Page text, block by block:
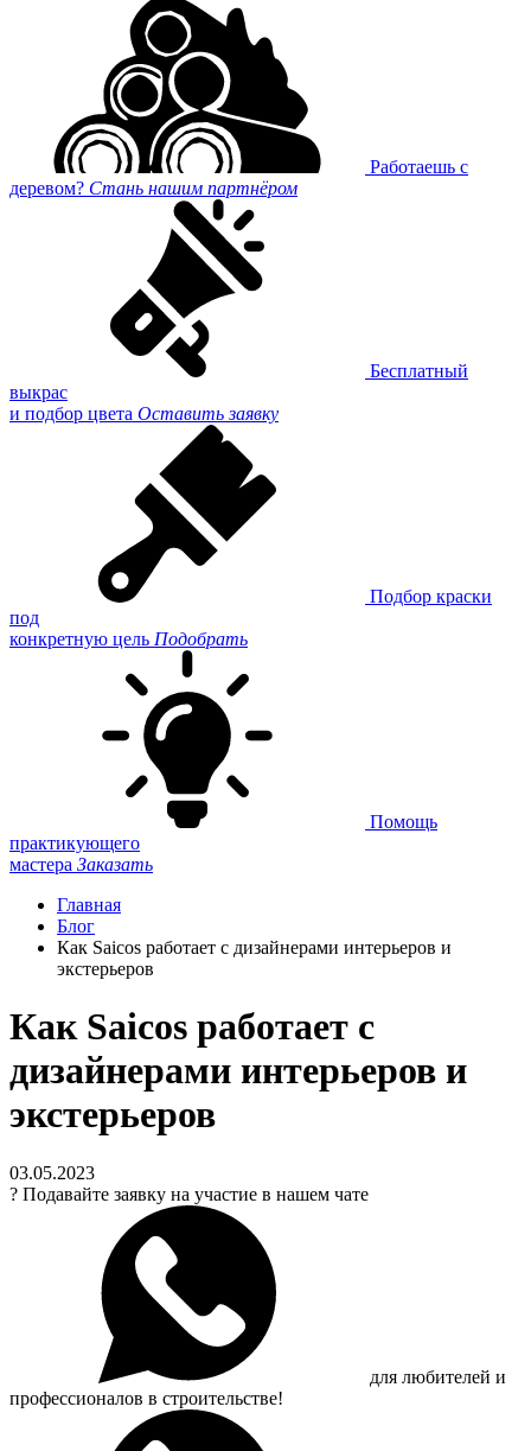
Работаешь с
деревом? Стань нашим партнёром
Бесплатный
выкрас
и подбор цвета Оставить заявку
Подбор краски
под
конкретную цель Подобрать
Помощь
практикующего
мастера Заказать
Главная
Блог
Как Saicos работает с дизайнерами интерьеров и
экстерьеров
Как Saicos работает с
дизайнерами интерьеров и
экстерьеров
03.05.2023
? Подавайте заявку на участие в нашем чате
для любителей и
профессионалов в строительстве!